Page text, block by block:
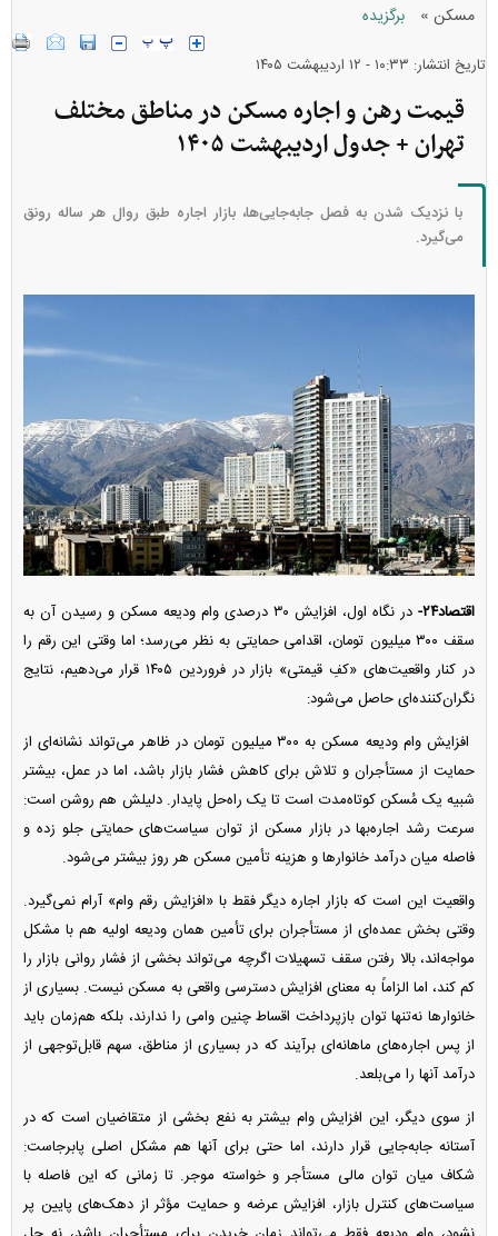
مسکن » برگزیده
تاریخ انتشار: ۱۰:۳۳ - ۱۲ ارديبهشت ۱۴۰۵
قیمت رهن و اجاره مسکن در مناطق مختلف
تهران + جدول اردیبهشت ۱۴۰۵
با نزدیک شدن به فصل جابه‌جایی‌ها، بازار اجاره طبق روال هر ساله رونق
می‌گیرد.
اقتصاد۲۴-
در نگاه اول، افزایش ۳۰ درصدی وام ودیعه مسکن و رسیدن آن به
سقف ۳۰۰ میلیون تومان، اقدامی حمایتی به نظر می‌رسد؛ اما وقتی این رقم را
در کنار واقعیت‌های «کفِ قیمتی» بازار در فروردین ۱۴۰۵ قرار می‌دهیم، نتایج
نگران‌کننده‌ای حاصل می‌شود:
افزایش وام ودیعه مسکن به ۳۰۰ میلیون تومان در ظاهر می‌تواند نشانه‌ای از
حمایت از مستأجران و تلاش برای کاهش فشار بازار باشد، اما در عمل، بیشتر
شبیه یک مُسکن کوتاه‌مدت است تا یک راه‌حل پایدار. دلیلش هم روشن است:
سرعت رشد اجاره‌بها در بازار مسکن از توان سیاست‌های حمایتی جلو زده و
فاصله میان درآمد خانوار‌ها و هزینه تأمین مسکن هر روز بیشتر می‌شود.
واقعیت این است که بازار اجاره دیگر فقط با «افزایش رقم وام» آرام نمی‌گیرد.
وقتی بخش عمده‌ای از مستأجران برای تأمین همان ودیعه اولیه هم با مشکل
مواجه‌اند، بالا رفتن سقف تسهیلات اگرچه می‌تواند بخشی از فشار روانی بازار را
کم کند، اما الزاماً به معنای افزایش دسترسی واقعی به مسکن نیست. بسیاری از
خانوار‌ها نه‌تنها توان بازپرداخت اقساط چنین وامی را ندارند، بلکه هم‌زمان باید
از پس اجاره‌های ماهانه‌ای برآیند که در بسیاری از مناطق، سهم قابل‌توجهی از
درآمد آنها را می‌بلعد.
از سوی دیگر، این افزایش وام بیشتر به نفع بخشی از متقاضیان است که در
آستانه جابه‌جایی قرار دارند، اما حتی برای آنها هم مشکل اصلی پابرجاست:
شکاف میان توان مالی مستأجر و خواسته موجر. تا زمانی که این فاصله با
سیاست‌های کنترل بازار، افزایش عرضه و حمایت مؤثر از دهک‌های پایین پر